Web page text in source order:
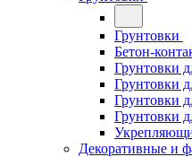
Грунтовки
Бетон-
Грунтовки
Грунтовки
Грунтовки
Грунтовки
Декоративные и